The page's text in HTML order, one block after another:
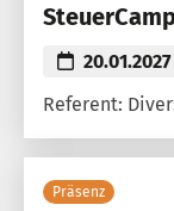
20.01.2027
Referent:
Präsenz